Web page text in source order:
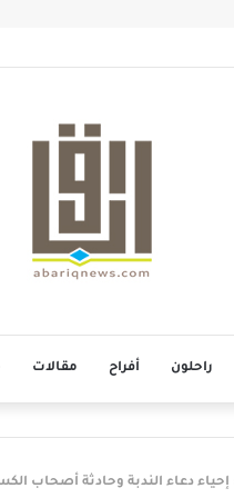
راحلون أفراح مقالات
إحياء دعاء الندبة وحادثة أصحاب